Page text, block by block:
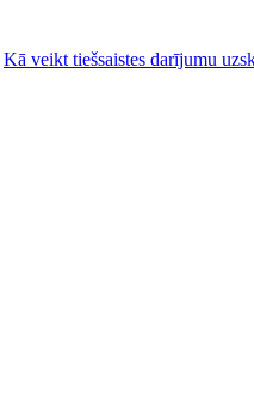
Kā veikt tiešsaistes darījumu